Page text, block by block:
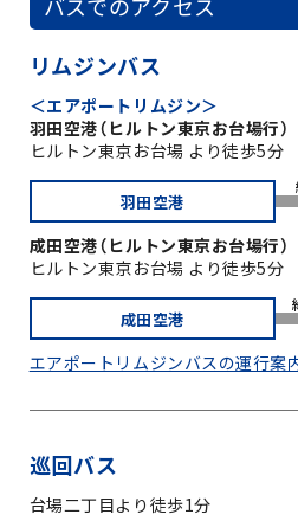
バスでのアクセス
リムジンバス
＜エアポートリムジン＞
羽田空港（ヒルトン東京お台場行）
ヒルトン東京お台場 より徒歩5分
羽田空港
成田空港（ヒルトン東京お台場行）
ヒルトン東京お台場 より徒歩5分
成田空港
エアポートリムジンバスの運行案
巡回バス
台場二丁目より徒歩1分